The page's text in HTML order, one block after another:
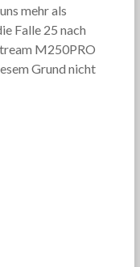
mehr als
Falle 25 nach
M250PRO
Grund nicht